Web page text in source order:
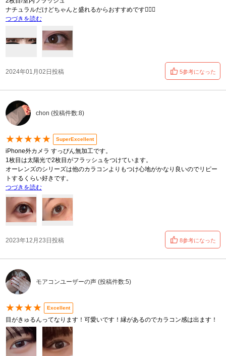
ナチュラルだけどちゃんと盛れるからおすすめです🙆🏻‍♀️
つづきを読む
2024年01月02日投稿 5参考になった
chon (投稿件数:8)
★★★★★ SuperExcellent
iPhone外カメラ すっぴん無加工です。
1枚目は太陽光で2枚目がフラッシュをつけています。
オーレンズのシリーズは他のカラコンよりもつけ心地がかなり良いのでリピー
トするくらい好きです。
つづきを読む
2023年12月23日投稿 8参考になった
モアコンユーザーの声 (投稿件数:5)
★★★★ Excellent
目がきゅるんってなります！可愛いです！縁があるのでカラコン感は出ます！